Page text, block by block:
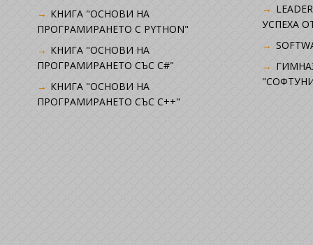
КНИГА "ОСНОВИ НА
ПРОГРАМИРАНЕТО С PYTHON"
КНИГА "ОСНОВИ НА
ПРОГРАМИРАНЕТО СЪС C#"
КНИГА "ОСНОВИ НА
ПРОГРАМИРАНЕТО СЪС C++"
УСПЕХА